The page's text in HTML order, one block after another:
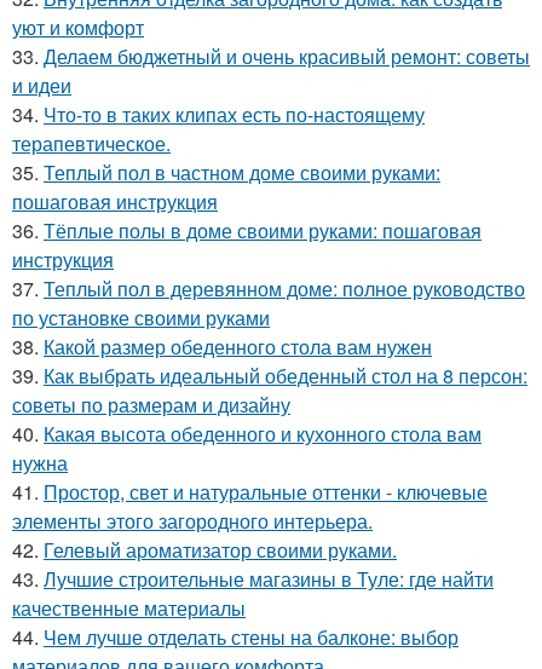
уют и комфорт
33. Делаем бюджетный и очень красивый ремонт: советы
и идеи
34. Что-то в таких клипах есть по-настоящему
терапевтическое.
35. Теплый пол в частном доме своими руками:
пошаговая инструкция
36. Тёплые полы в доме своими руками: пошаговая
инструкция
37. Теплый пол в деревянном доме: полное руководство
по установке своими руками
38. Какой размер обеденного стола вам нужен
39. Как выбрать идеальный обеденный стол на 8 персон:
советы по размерам и дизайну
40. Какая высота обеденного и кухонного стола вам
нужна
41. Простор, свет и натуральные оттенки - ключевые
элементы этого загородного интерьера.
42. Гелевый ароматизатор своими руками.
43. Лучшие строительные магазины в Туле: где найти
качественные материалы
44. Чем лучше отделать стены на балконе: выбор